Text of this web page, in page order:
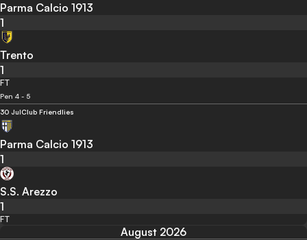
Parma Calcio 1913
1
Trento
1
FT
Pen 4 - 5
30 JulClub Friendlies
Parma Calcio 1913
1
S.S. Arezzo
1
FT
August 2026